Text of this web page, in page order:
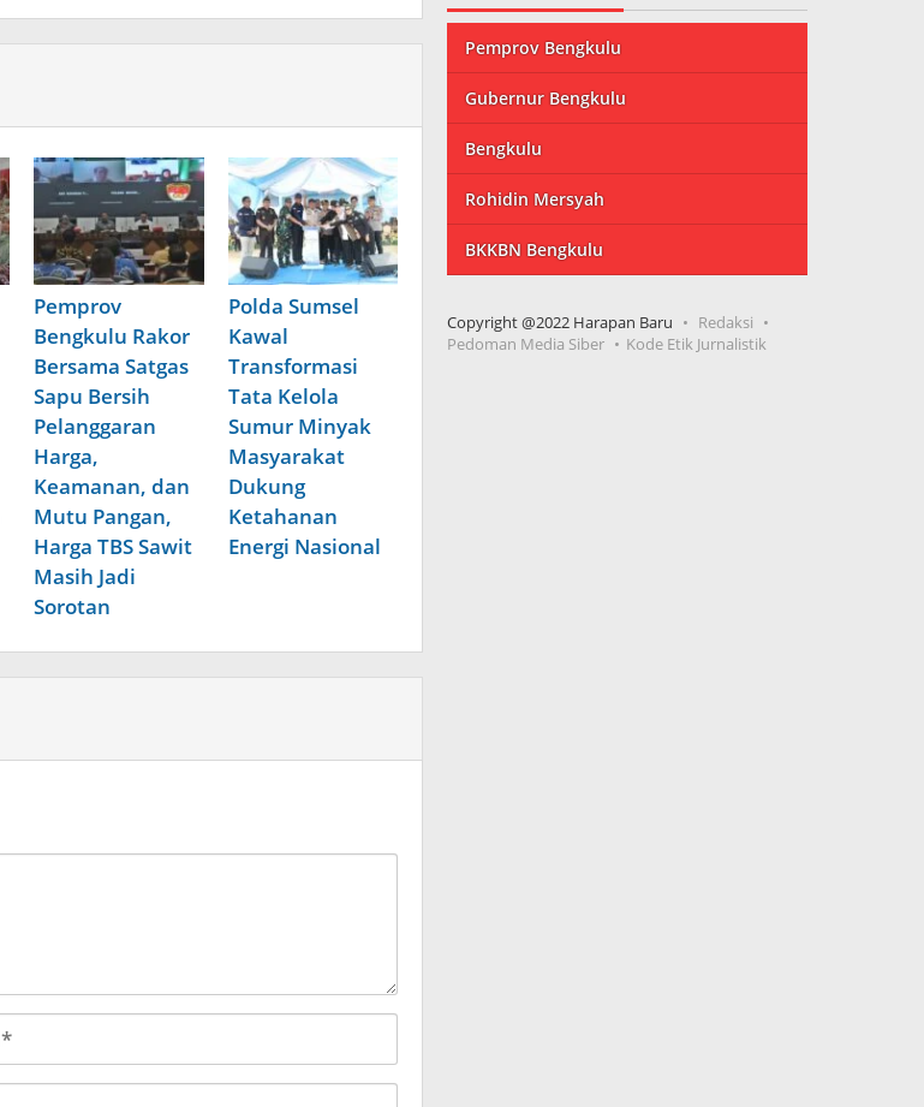
Pemprov
Bengkulu Rakor
Bersama Satgas
Sapu Bersih
Pelanggaran
Harga,
Keamanan, dan
Mutu Pangan,
Harga TBS Sawit
Masih Jadi
Sorotan
Polda Sumsel
Kawal
Transformasi
Tata Kelola
Sumur Minyak
Masyarakat
Dukung
Ketahanan
Energi Nasional ​
Pemprov Bengkulu
Gubernur Bengkulu
Bengkulu
Rohidin Mersyah
BKKBN Bengkulu
Copyright @2022 Harapan Baru
Redaksi
Pedoman Media Siber
Kode Etik Jurnalistik